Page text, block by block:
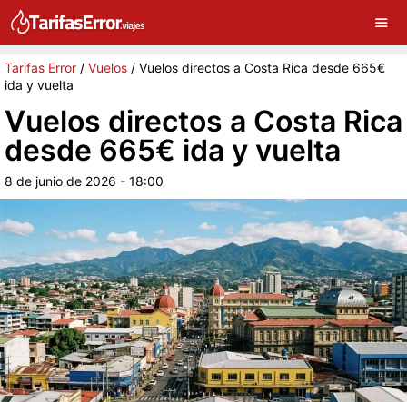
Tarifas Error / Vuelos / Vuelos directos a Costa Rica desde 665€
ida y vuelta
Vuelos directos a Costa Rica
desde 665€ ida y vuelta
8 de junio de 2026 - 18:00
G Sigue a Tarifas Error en Google ×